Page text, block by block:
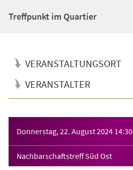
Treffpunkt im Quartier
VERANSTALTUNGSORT
VERANSTALTER
Donnerstag, 22. August 2024 14:30
Nachbarschaftstreff Süd Ost